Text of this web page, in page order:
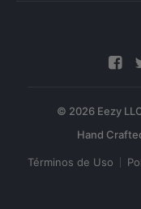
© 2026 Eezy
Términos de Uso